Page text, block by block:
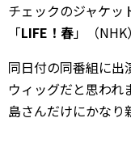
チェックのジャケッ
「LIFE！春」（NHK
同日付の同番組に出
ウィッグだと思わ
島さんだけにかなり